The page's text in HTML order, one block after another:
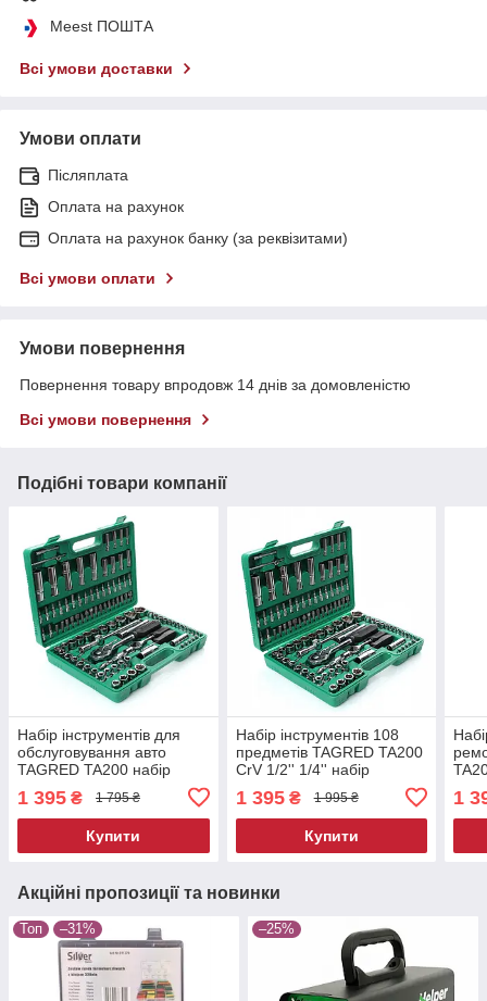
Meest ПОШТА
Всі умови доставки
Умови оплати
Післяплата
Оплата на рахунок
Оплата на рахунок банку (за реквізитами)
Всі умови оплати
Умови повернення
Повернення товару впродовж 14 днів за домовленістю
Всі умови повернення
Подібні товари компанії
Набір інструментів для
обслуговування авто
TAGRED TA200 набір
предметів 1/2 1/4
1 395 ₴ 1 795 ₴
Купити
Набір інструментів 108
предметів TAGRED TA200
CrV 1/2'' 1/4'' набір
професійного інструменту
1 395₴ 1 995 ₴
Купити
1
Акційні пропозиції та новинки
Топ –31% –25%